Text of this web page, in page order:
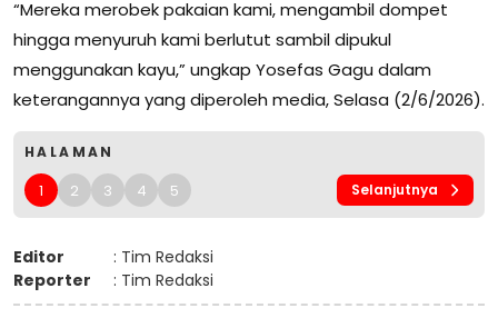
“Mereka merobek pakaian kami, mengambil dompet
hingga menyuruh kami berlutut sambil dipukul
menggunakan kayu,” ungkap Yosefas Gagu dalam
keterangannya yang diperoleh media, Selasa (2/6/2026).
HALAMAN
1 2 3 4 5 Selanjutnya
Editor
: Tim Redaksi
Reporter
: Tim Redaksi